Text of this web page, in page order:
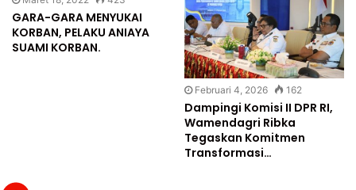
GARA-GARA MENYUKAI
KORBAN, PELAKU ANIAYA
SUAMI KORBAN.
Februari 4, 2026 162
Dampingi Komisi II DPR RI,
Wamendagri Ribka
Tegaskan Komitmen
Transformasi…